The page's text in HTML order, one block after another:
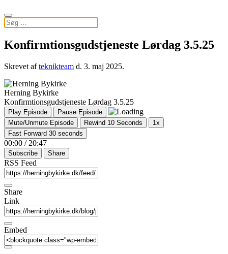
Konfirmtionsgudstjeneste Lørdag 3.5.25
Skrevet afteknikteam d. 3. maj 2025.
Herning Bykirke
Konfirmtionsgudstjeneste Lørdag 3.5.25
Play Episode
Pause Episode
Mute/Unmute Episode
Rewind 10 Seconds
1x
Fast Forward 30 seconds
00:00 / 20:47
Subscribe Share
RSS Feed
Share
Link
Embed